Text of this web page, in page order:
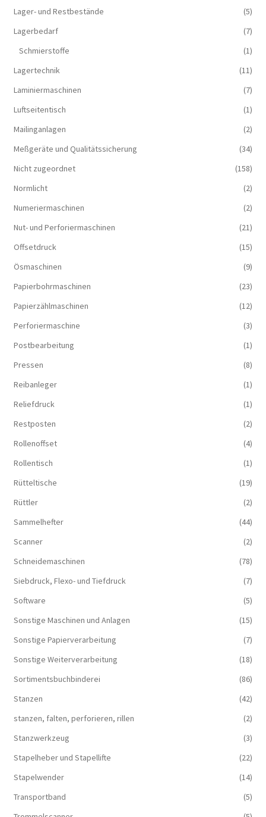
Lager- und Restbestände
(5)
Lagerbedarf
(7)
Schmierstoffe
(1)
Lagertechnik
(11)
Laminiermaschinen
(7)
Luftseitentisch
(1)
Mailinganlagen
(2)
Meßgeräte und Qualitätssicherung
(34)
Nicht zugeordnet
(158)
Normlicht
(2)
Numeriermaschinen
(2)
Nut- und Perforiermaschinen
(21)
Offsetdruck
(15)
Ösmaschinen
(9)
Papierbohrmaschinen
(23)
Papierzählmaschinen
(12)
Perforiermaschine
(3)
Postbearbeitung
(1)
Pressen
(8)
Reibanleger
(1)
Reliefdruck
(1)
Restposten
(2)
Rollenoffset
(4)
Rollentisch
(1)
Rütteltische
(19)
Rüttler
(2)
Sammelhefter
(44)
Scanner
(2)
Schneidemaschinen
(78)
Siebdruck, Flexo- und Tiefdruck
(7)
Software
(5)
Sonstige Maschinen und Anlagen
(15)
Sonstige Papierverarbeitung
(7)
Sonstige Weiterverarbeitung
(18)
Sortimentsbuchbinderei
(86)
Stanzen
(42)
stanzen, falten, perforieren, rillen
(2)
Stanzwerkzeug
(3)
Stapelheber und Stapellifte
(22)
Stapelwender
(14)
Transportband
(5)